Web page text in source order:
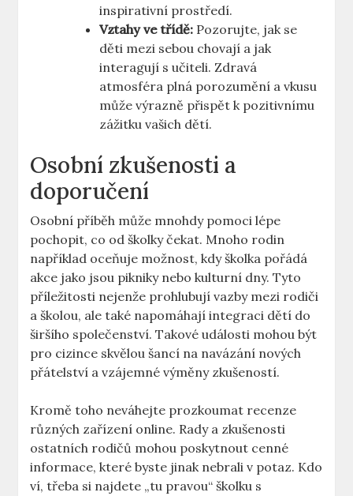
inspirativní prostředí.
Vztahy ve třídě: Pozorujte, jak se
děti mezi sebou chovají a jak
interagují s učiteli. Zdravá
atmosféra plná porozumění a vkusu
může výrazně přispět k pozitivnímu
zážitku vašich dětí.
Osobní zkušenosti a
doporučení
Osobní příběh může mnohdy pomoci lépe
pochopit, co od školky čekat. Mnoho rodin
například oceňuje možnost, kdy školka pořádá
akce jako jsou pikniky nebo kulturní dny. Tyto
příležitosti nejenže prohlubují vazby mezi rodiči
a školou, ale také napomáhají integraci dětí do
širšího společenství. Takové události mohou být
pro cizince skvělou šancí na navázání nových
přátelství a vzájemné výměny zkušeností.
Kromě toho neváhejte prozkoumat recenze
různých zařízení online. Rady a zkušenosti
ostatních rodičů mohou poskytnout cenné
informace, které byste jinak nebrali v potaz. Kdo
ví, třeba si najdete „tu pravou“ školku s